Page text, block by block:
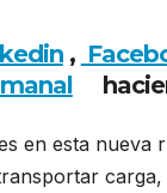
,
en esta nueva